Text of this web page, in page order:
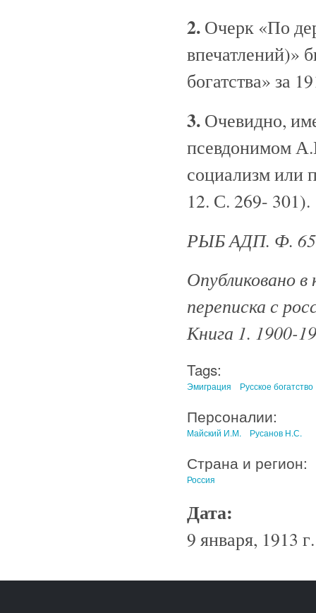
2. Очерк «По
впечатлений)»
богатства» за
3. Очевидно,
псевдонимом
социализм или
12. С. 269- 301).
РЫБ АДП. Ф.
Опубликовано
переписка с
Книга 1. 1900-
Tags:
Эмиграция Русское богатство
Персоналии:
Майский И.М. Русанов Н.С.
Страна и регион:
Россия
Дата:
9 января, 1913 г.